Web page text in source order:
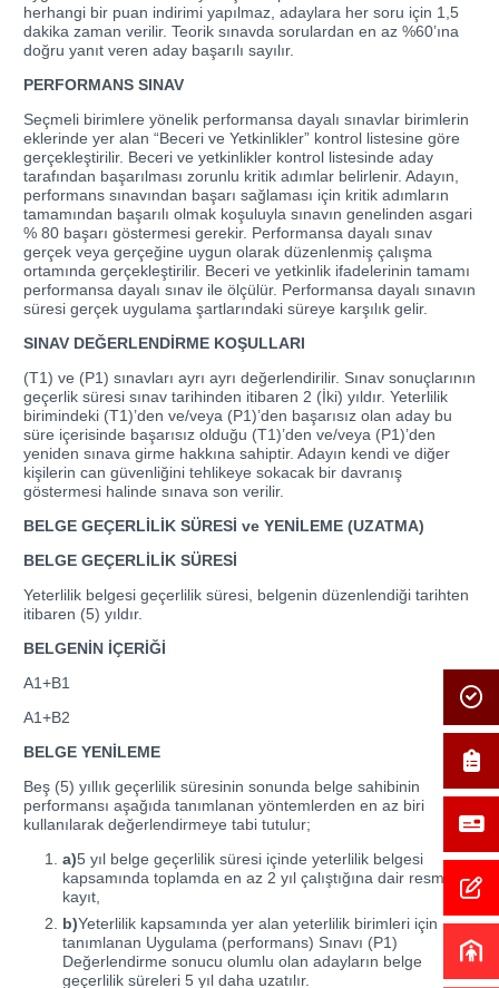
herhangi bir puan indirimi yapılmaz, adaylara her soru için 1,5
dakika zaman verilir. Teorik sınavda sorulardan en az %60’ına
doğru yanıt veren aday başarılı sayılır.
PERFORMANS SINAV
Seçmeli birimlere yönelik performansa dayalı sınavlar birimlerin
eklerinde yer alan “Beceri ve Yetkinlikler” kontrol listesine göre
gerçekleştirilir. Beceri ve yetkinlikler kontrol listesinde aday
tarafından başarılması zorunlu kritik adımlar belirlenir. Adayın,
performans sınavından başarı sağlaması için kritik adımların
tamamından başarılı olmak koşuluyla sınavın genelinden asgari
% 80 başarı göstermesi gerekir. Performansa dayalı sınav
gerçek veya gerçeğine uygun olarak düzenlenmiş çalışma
ortamında gerçekleştirilir. Beceri ve yetkinlik ifadelerinin tamamı
performansa dayalı sınav ile ölçülür. Performansa dayalı sınavın
süresi gerçek uygulama şartlarındaki süreye karşılık gelir.
SINAV DEĞERLENDİRME KOŞULLARI
(T1) ve (P1) sınavları ayrı ayrı değerlendirilir. Sınav sonuçlarının
geçerlik süresi sınav tarihinden itibaren 2 (İki) yıldır. Yeterlilik
birimindeki (T1)’den ve/veya (P1)’den başarısız olan aday bu
süre içerisinde başarısız olduğu (T1)’den ve/veya (P1)’den
yeniden sınava girme hakkına sahiptir. Adayın kendi ve diğer
kişilerin can güvenliğini tehlikeye sokacak bir davranış
göstermesi halinde sınava son verilir.
BELGE GEÇERLİLİK SÜRESİ ve YENİLEME (UZATMA)
BELGE GEÇERLİLİK SÜRESİ
Yeterlilik belgesi geçerlilik süresi, belgenin düzenlendiği tarihten
itibaren (5) yıldır.
BELGENİN İÇERİĞİ
A1+B1
A1+B2
BELGE YENİLEME
Beş (5) yıllık geçerlilik süresinin sonunda belge sahibinin
performansı aşağıda tanımlanan yöntemlerden en az biri
kullanılarak değerlendirmeye tabi tutulur;
a)5 yıl belge geçerlilik süresi içinde yeterlilik belgesi
kapsamında toplamda en az 2 yıl çalıştığına dair resmi
kayıt,
b)Yeterlilik kapsamında yer alan yeterlilik birimleri için
tanımlanan Uygulama (performans) Sınavı (P1)
Değerlendirme sonucu olumlu olan adayların belge
geçerlilik süreleri 5 yıl daha uzatılır.